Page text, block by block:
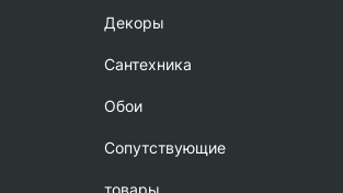
Декоры
Сантехника
Обои
Сопутствующие
товары